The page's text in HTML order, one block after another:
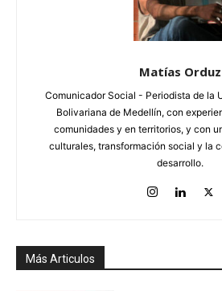
Matías Orduz
Comunicador Social - Periodista de la
Bolivariana de Medellín, con
comunidades y en territorios, y con
culturales, transformación social y la
desarrollo.
Más Articulos